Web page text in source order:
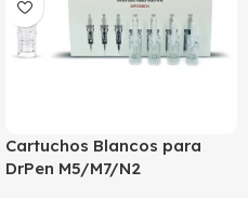
Cartuchos Blancos para
DrPen M5/M7/N2